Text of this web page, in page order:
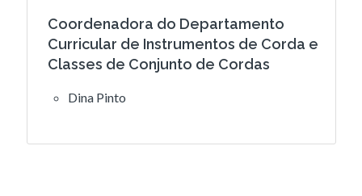
Coordenadora do Departamento
Curricular de Instrumentos de Corda e
Classes de Conjunto de Cordas
Dina Pinto